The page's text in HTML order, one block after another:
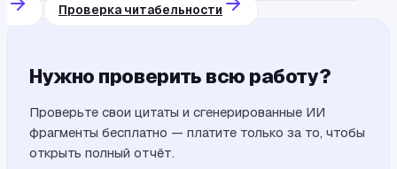
Проверка читабельности
Нужно проверить всю работу?
Проверьте свои цитаты и сгенерированные ИИ
фрагменты бесплатно — платите только за то, чтобы
открыть полный отчёт.